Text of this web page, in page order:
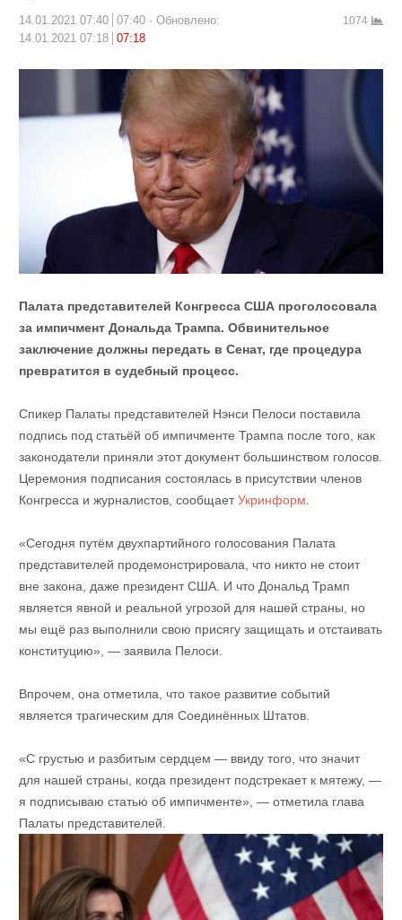
14.01.2021 07:40 07:40
Обновлено:
14.01.2021 07:18
07:18
1074
Палата представителей Конгресса США проголосовала
за импичмент Дональда Трампа. Обвинительное
заключение должны передать в Сенат, где процедура
превратится в судебный процесс.
Спикер Палаты представителей Нэнси Пелоси поставила
подпись под статьёй об импичменте Трампа после того, как
законодатели приняли этот документ большинством голосов.
Церемония подписания состоялась в присутствии членов
Конгресса и журналистов, сообщаетУкринформ
«Сегодня путём двухпартийного голосования Палата
представителей продемонстрировала, что никто не стоит
вне закона, даже президент США. И что Дональд Трамп
является явной и реальной угрозой для нашей страны, но
мы ещё раз выполнили свою присягу защищать и отстаивать
конституцию», — заявила Пелоси.
Впрочем, она отметила, что такое развитие событий
является трагическим для Соединённых Штатов.
«С грустью и разбитым сердцем — ввиду того, что значит
для нашей страны, когда президент подстрекает к мятежу, —
я подписываю статью об импичменте», — отметила глава
Палаты представителей.